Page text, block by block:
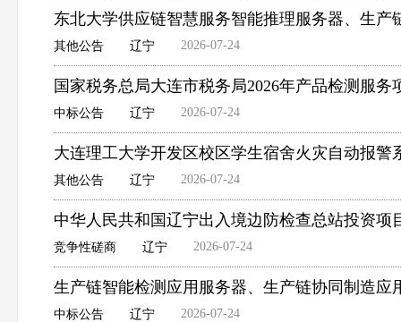
东北大学供应链智慧服务智能推理服务器、生
其他公告 辽宁 2026-07-24
国家税务总局大连市税务局2026年产品检测服务
中标公告 辽宁 2026-07-24
大连理工大学开发区校区学生宿舍火灾自动报
其他公告 辽宁 2026-07-24
中华人民共和国辽宁出入境边防检查总站投资
竞争性磋商 辽宁 2026-07-24
生产链智能检测应用服务器、生产链协同制造应
中标公告 辽宁 2026-07-24